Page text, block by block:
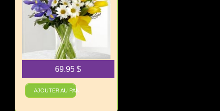
Style Soleil69.95$
AJOUTER AU PANIER